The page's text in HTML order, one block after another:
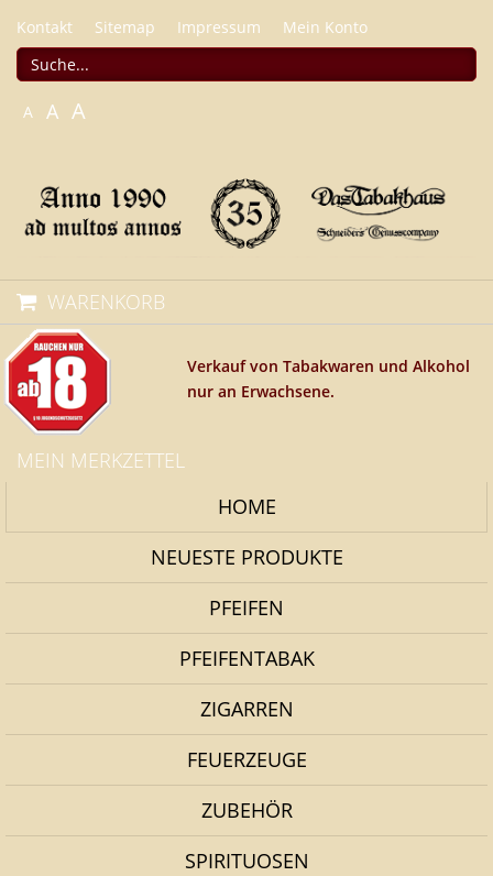
Kontakt Sitemap Impressum Mein Konto
A A A
WARENKORB
Verkauf von Tabakwaren und Alkohol
nur an Erwachsene.
MEIN MERKZETTEL
HOME
NEUESTE PRODUKTE
PFEIFEN
PFEIFENTABAK
ZIGARREN
FEUERZEUGE
ZUBEHÖR
SPIRITUOSEN